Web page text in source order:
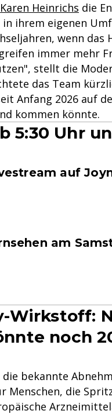
Karen Heinrichs die
in ihrem eigenen
wenn das
immer mehr
stellt die
das Team
Anfang 2026 auf
kommen könnte.
5:30 Uhr
auf
am
Wirkstoff:
noch
bekannte
die